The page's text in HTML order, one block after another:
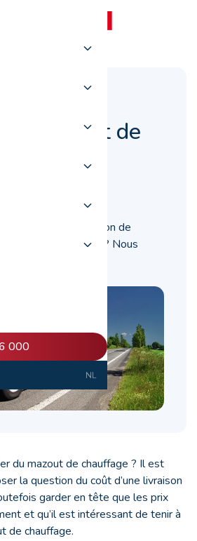
000
NL
mazout de
?
payer pour une livraison de
à l’heure actuelle ? Nous
du mazout de chauffage ? Il est
la question du coût d’une livraison
garder en tête que les prix
et qu’il est intéressant de tenir à
de chauffage.